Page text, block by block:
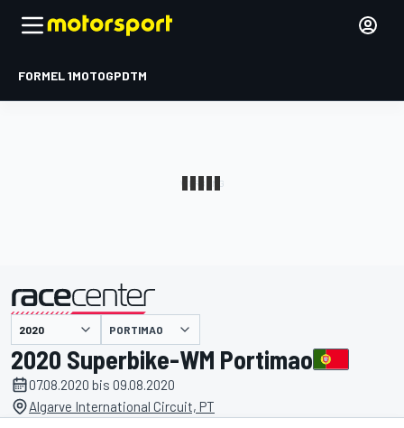
FORMEL 1MOTOGPDTM
PORTIMAO
2020 Superbike-WM Portimao
07.08.2020 bis 09.08.2020
Algarve International Circuit, PT